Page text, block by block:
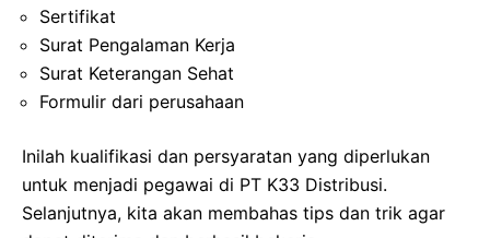
Sertifikat
Surat Pengalaman Kerja
Surat Keterangan Sehat
Formulir dari perusahaan
Inilah kualifikasi dan persyaratan yang diperlukan
untuk menjadi pegawai di PT K33 Distribusi.
Selanjutnya, kita akan membahas tips dan trik agar